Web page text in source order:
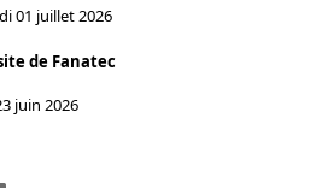
01 juillet 2026
de Fanatec
juin 2026